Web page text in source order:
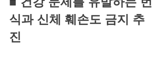
식과 신체 훼손도 금지 추
진